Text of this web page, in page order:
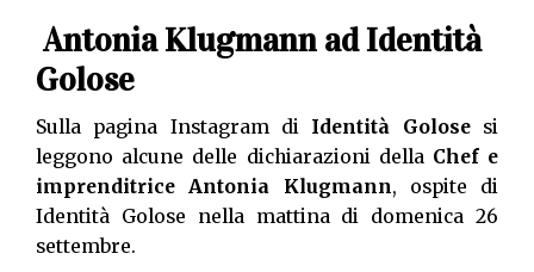
Antonia Klugmann ad Identità
Golose
Sulla pagina Instagram di Identità Golosesi
leggono alcune delle dichiarazioni della Chef e
imprenditrice Antonia Klugmann, ospite di
Identità Golose nella mattina di domenica 26
settembre.